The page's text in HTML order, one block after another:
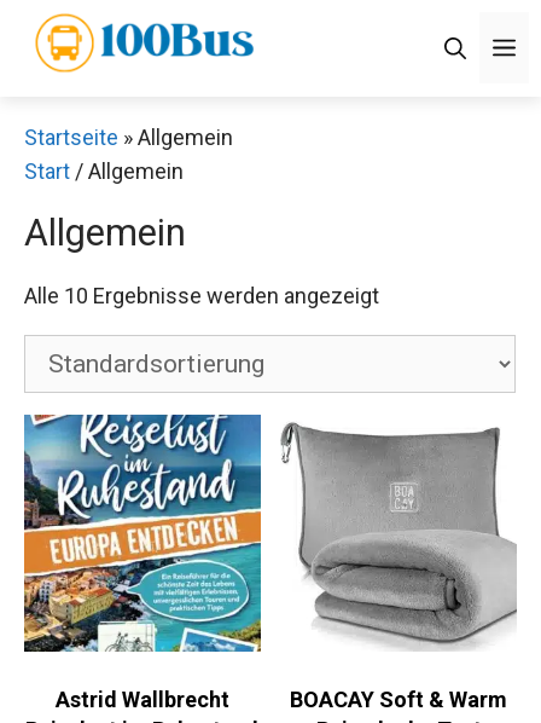
Inhalt
Startseite »Allgemein
Start / Allgemein
Allgemein
Alle 10 Ergebnisse werden angezeigt
Astrid Wallbrecht
BOACAY Soft & Warm